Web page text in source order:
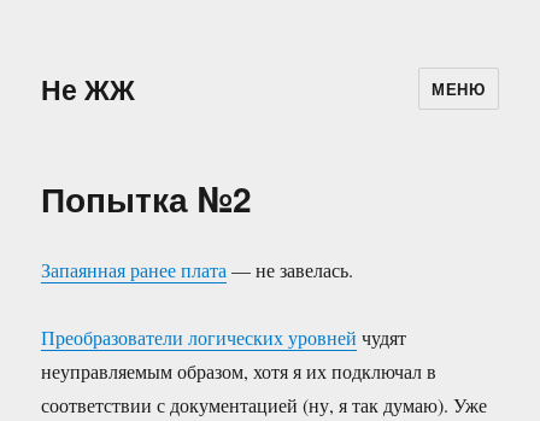
Не ЖЖ МЕНЮ
Попытка №2
Запаянная ранее плата — не завелась.
Преобразователи логических уровней чудят
неуправляемым образом, хотя я их подключал в
соответствии с документацией (ну, я так думаю). Уже